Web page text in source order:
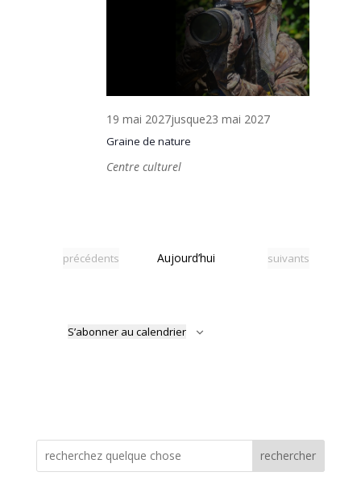
Graine de nature
19 mai 2027jusque23 mai 2027
Centre culturel
Évènements
précédents Aujourd’hui Évènements
suivants
S’abonner au calendrier
rechercher